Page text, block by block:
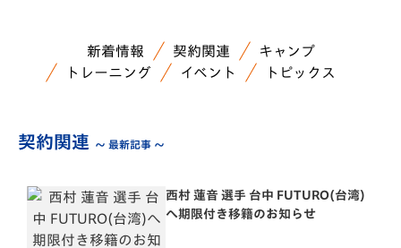
新着情報 契約関連
キャンプ
トレーニング
イベント トピックス
契約関連 ～ 最新記事 ～
西村 蓮音 選手 台中 FUTURO(台湾)
へ期限付き移籍のお知らせ